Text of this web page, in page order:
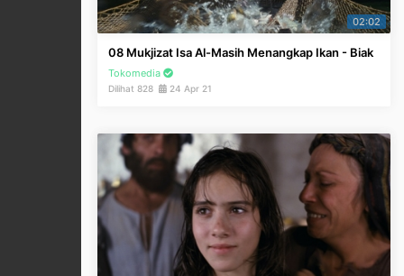
02:02
08 Mukjizat Isa Al-Masih Menangkap Ikan - Biak
Tokomedia
Dilihat 828 24 Apr 21